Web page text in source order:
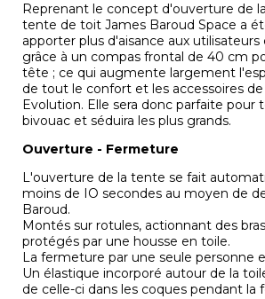
Reprenant le concept d'ouverture de
tente de toit James Baroud Space a
apporter plus d'aisance aux utilisateurs
grâce à un compas frontal de 40 cm
tête ; ce qui augmente largement
de tout le confort et les accessoires
Evolution. Elle sera donc parfaite pour
bivouac et séduira les plus grands.
Ouverture - Fermeture
L'ouverture de la tente se fait
moins de IO secondes au moyen de
Baroud.
Montés sur rotules, actionnant des
protégés par une housse en toile.
La fermeture par une seule personne
Un élastique incorporé autour de la
de celle-ci dans les coques pendant la